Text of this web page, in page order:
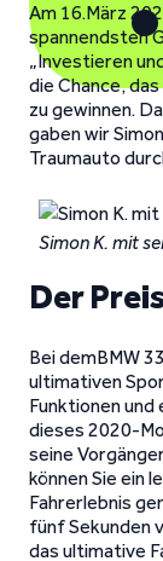
Am 16.März
spannendsten
„Investieren
die Chance,
zu gewinnen.
gaben wir
Traumauto
Simon K. mit
Der
Bei demBMW
ultimativen
Funktionen
dieses 2020-
seine
können Sie ein
Fahrerlebnis
fünf Sekunden
das ultimative